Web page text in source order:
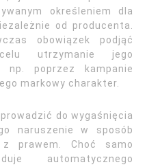
określeniem dla
od producenta.
obowiązek podjąć
utrzymanie jego
np. poprzez kampanie
markowy charakter.
do wygaśnięcia
naruszenie w sposób
prawem. Choć samo
automatycznego